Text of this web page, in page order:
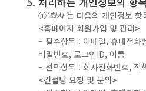
①‘회사’는 다음의 개인정보 항
<홈페이지 회원가입 및 관리>
– 필수항목 : 이메일, 휴대전화
비밀번호, 로그인ID, 이름
– 선택항목 : 회사전화번호, 직
<컨설팅 요청 및 문의>